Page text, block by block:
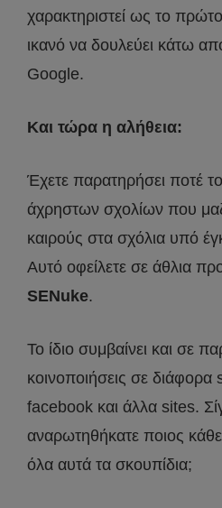
χαρακτηριστεί ως το πρώτο
ικανό να δουλεύει κάτω
Google.
Και τώρα η αλήθεια:
Έχετε παρατηρήσει ποτέ
άχρηστων σχολίων που
καιρούς στα σχόλια υπό
Αυτό οφείλετε σε άθλια
SENuke.
Το ίδιο συμβαίνει και σε
κοινοποιήσεις σε
facebook και άλλα sites.
αναρωτηθήκατε ποιος
όλα αυτά τα σκουπίδια;